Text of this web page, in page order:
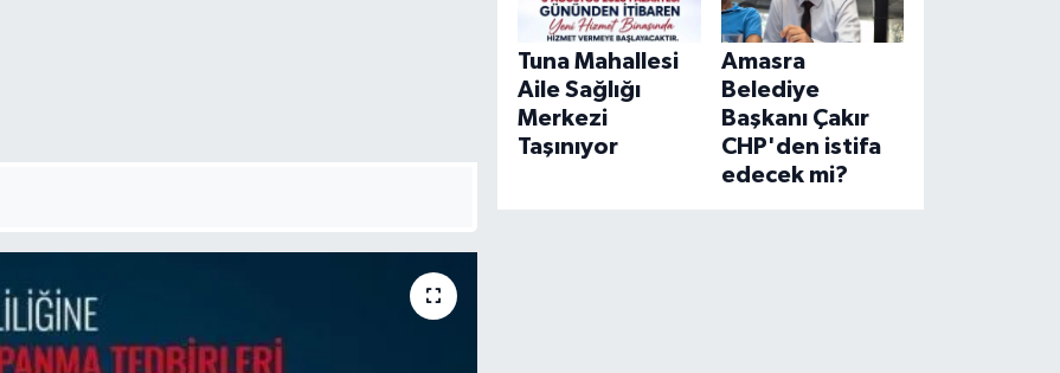
Tuna Mahallesi
Aile Sağlığı
Merkezi
Taşınıyor
Amasra
Belediye
Başkanı Çakır
CHP'den istifa
edecek mi?